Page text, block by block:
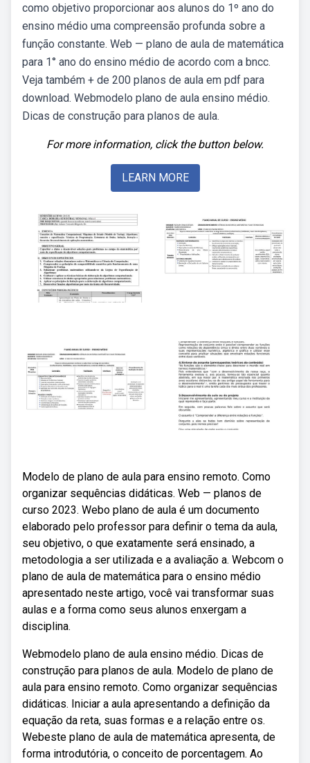
como objetivo proporcionar aos alunos do 1º ano do
ensino médio uma compreensão profunda sobre a
função constante. Web — plano de aula de matemática
para 1° ano do ensino médio de acordo com a bncc.
Veja também + de 200 planos de aula em pdf para
download. Webmodelo plano de aula ensino médio.
Dicas de construção para planos de aula.
For more information, click the button below.
LEARN MORE
Modelo de plano de aula para ensino remoto. Como
organizar sequências didáticas. Web — planos de
curso 2023. Webo plano de aula é um documento
elaborado pelo professor para definir o tema da aula,
seu objetivo, o que exatamente será ensinado, a
metodologia a ser utilizada e a avaliação a. Webcom o
plano de aula de matemática para o ensino médio
apresentado neste artigo, você vai transformar suas
aulas e a forma como seus alunos enxergam a
disciplina.
Webmodelo plano de aula ensino médio. Dicas de
construção para planos de aula. Modelo de plano de
aula para ensino remoto. Como organizar sequências
didáticas. Iniciar a aula apresentando a definição da
equação da reta, suas formas e a relação entre os.
Webeste plano de aula de matemática apresenta, de
forma introdutória, o conceito de porcentagem. Ao